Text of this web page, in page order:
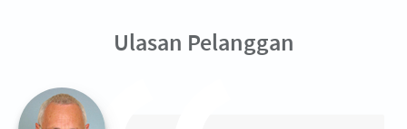
Ulasan Pelanggan